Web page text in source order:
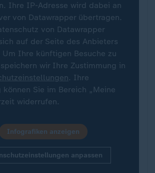
Ihre IP-Adresse wird dabei an
von Datawrapper übertragen.
von Datawrapper
auf der Seite des Anbieters
Ihre künftigen Besuche zu
wir Ihre Zustimmung in
. Ihre
können Sie im Bereich „Meine
widerrufen.
Infografiken anzeigen
anpassen